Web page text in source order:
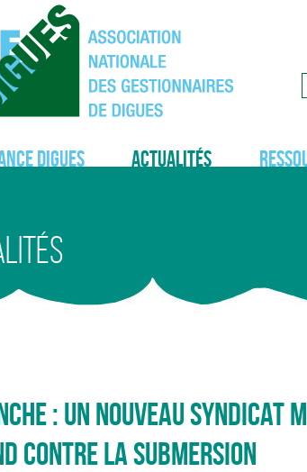
Digues Actualités
: Un nouveau syndicat
contre la submersion